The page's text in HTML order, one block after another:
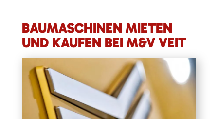
BAUMASCHINEN MIETEN
UND KAUFEN BEI M&V VEIT